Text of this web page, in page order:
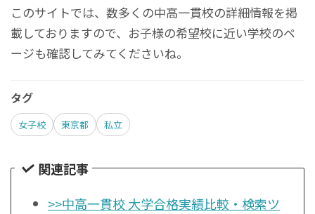
このサイトでは、数多くの中高一貫校の詳細情報を掲
載しておりますので、お子様の希望校に近い学校のペ
ージも確認してみてくださいね。
タグ
女子校 東京都 私立
関連記事
>>中高一貫校 大学合格実績比較・検索ツ